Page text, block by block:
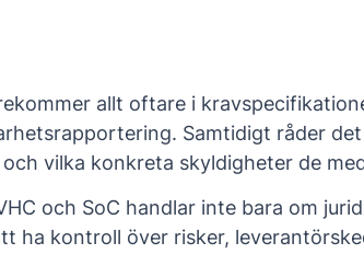
allt oftare i
Samtidigt råder
vilka konkreta skyldigheter de
och SoC handlar inte bara om
ha kontroll över risker,